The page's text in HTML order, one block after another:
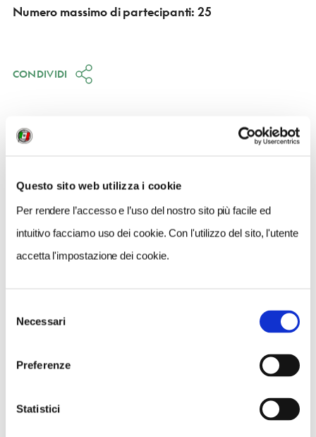
Questo sito web utilizza i cookie
Per rendere l’accesso e l’uso del nostro sito più facile ed
intuitivo facciamo uso dei cookie. Con l'utilizzo del sito, l'utente
accetta l'impostazione dei cookie.
delNecessari
Preferenze
Statistici
Numero massimo di partecipanti: 25
CONDIVIDI
13 Febbraio 2022
Inizio visita alle ore: 9.45
ore 9,30 all'ingresso della Basilica di San Saba (Via San
ORGANIZZATORE